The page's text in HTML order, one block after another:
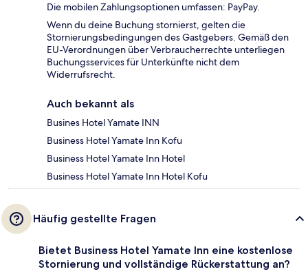
Die mobilen Zahlungsoptionen umfassen: PayPay.
Wenn du deine Buchung stornierst, gelten die
Stornierungsbedingungen des Gastgebers. Gemäß den
EU-Verordnungen über Verbraucherrechte unterliegen
Buchungsservices für Unterkünfte nicht dem
Widerrufsrecht.
Auch bekannt als
Busines Hotel Yamate INN
Business Hotel Yamate Inn Kofu
Business Hotel Yamate Inn Hotel
Business Hotel Yamate Inn Hotel Kofu
Häufig gestellte Fragen
Bietet Business Hotel Yamate Inn eine kostenlose
Stornierung und vollständige Rückerstattung an?